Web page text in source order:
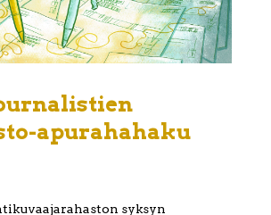
apurahahaku
syksyn